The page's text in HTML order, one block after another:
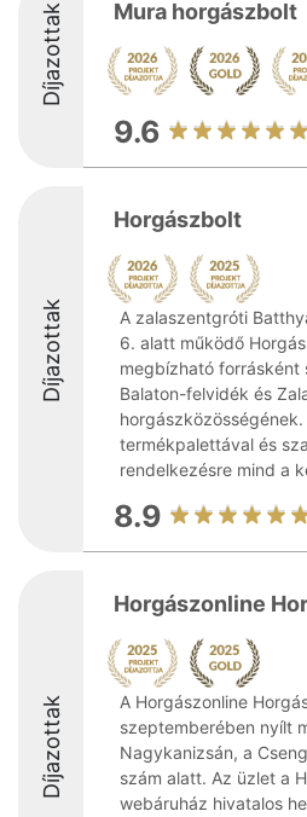
Díjazottak Mura horgászbolt
9.6
Díjazottak
Horgászbolt
A zalaszentgróti
6. alatt működő
megbízható forrásként
Balaton-felvidék és
termékpalettával és
rendelkezésre mind a
8.9
Díjazottak
Horgászonline
A Horgászonline
szeptemberében nyílt
Nagykanizsán, a
szám alatt. Az üzlet a
webáruház hivatalos